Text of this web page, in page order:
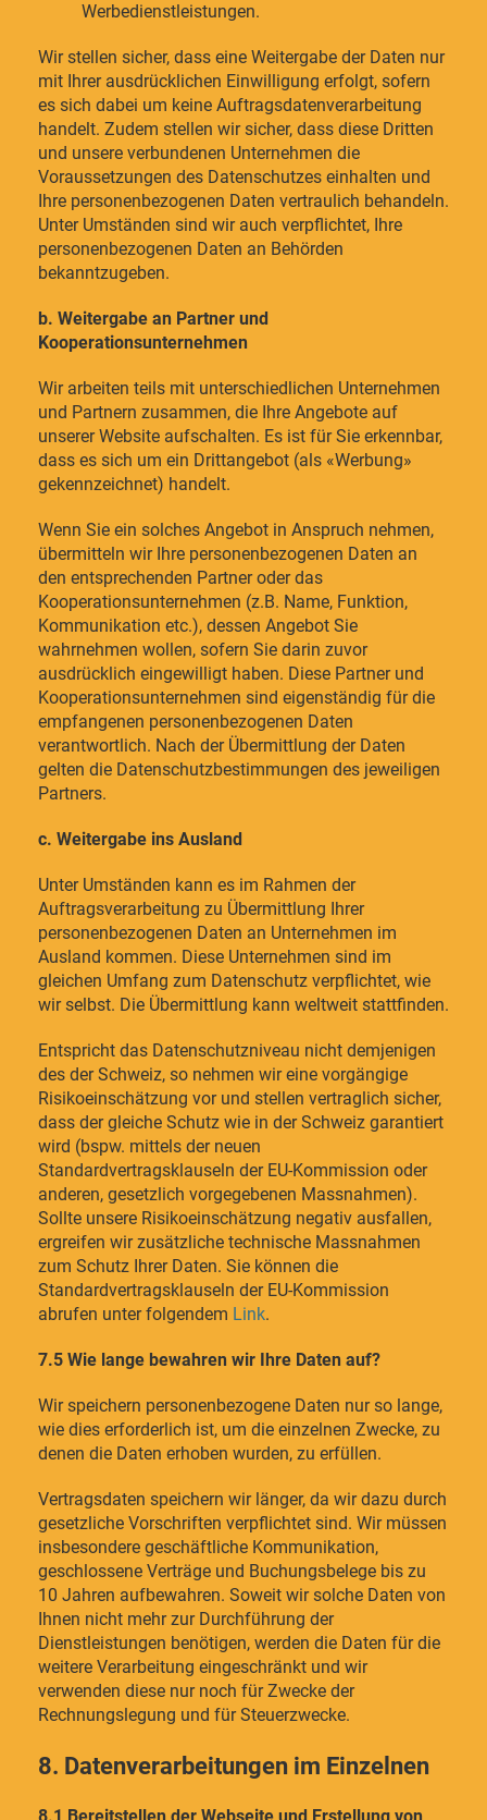
Werbedienstleistungen.
Wir stellen sicher, dass eine Weitergabe der Daten nur
mit Ihrer ausdrücklichen Einwilligung erfolgt, sofern
es sich dabei um keine Auftragsdatenverarbeitung
handelt. Zudem stellen wir sicher, dass diese Dritten
und unsere verbundenen Unternehmen die
Voraussetzungen des Datenschutzes einhalten und
Ihre personenbezogenen Daten vertraulich behandeln.
Unter Umständen sind wir auch verpflichtet, Ihre
personenbezogenen Daten an Behörden
bekanntzugeben.
b. Weitergabe an Partner und
Kooperationsunternehmen
Wir arbeiten teils mit unterschiedlichen Unternehmen
und Partnern zusammen, die Ihre Angebote auf
unserer Website aufschalten. Es ist für Sie erkennbar,
dass es sich um ein Drittangebot (als «Werbung»
gekennzeichnet) handelt.
Wenn Sie ein solches Angebot in Anspruch nehmen,
übermitteln wir Ihre personenbezogenen Daten an
den entsprechenden Partner oder das
Kooperationsunternehmen (z.B. Name, Funktion,
Kommunikation etc.), dessen Angebot Sie
wahrnehmen wollen, sofern Sie darin zuvor
ausdrücklich eingewilligt haben. Diese Partner und
Kooperationsunternehmen sind eigenständig für die
empfangenen personenbezogenen Daten
verantwortlich. Nach der Übermittlung der Daten
gelten die Datenschutzbestimmungen des jeweiligen
Partners.
c. Weitergabe ins Ausland
Unter Umständen kann es im Rahmen der
Auftragsverarbeitung zu Übermittlung Ihrer
personenbezogenen Daten an Unternehmen im
Ausland kommen. Diese Unternehmen sind im
gleichen Umfang zum Datenschutz verpflichtet, wie
wir selbst. Die Übermittlung kann weltweit stattfinden.
Entspricht das Datenschutzniveau nicht demjenigen
des der Schweiz, so nehmen wir eine vorgängige
Risikoeinschätzung vor und stellen vertraglich sicher,
dass der gleiche Schutz wie in der Schweiz garantiert
wird (bspw. mittels der neuen
Standardvertragsklauseln der EU-Kommission oder
anderen, gesetzlich vorgegebenen Massnahmen).
Sollte unsere Risikoeinschätzung negativ ausfallen,
ergreifen wir zusätzliche technische Massnahmen
zum Schutz Ihrer Daten. Sie können die
Standardvertragsklauseln der EU-Kommission
abrufen unter folgendem Link.
7.5 Wie lange bewahren wir Ihre Daten auf?
Wir speichern personenbezogene Daten nur so lange,
wie dies erforderlich ist, um die einzelnen Zwecke, zu
denen die Daten erhoben wurden, zu erfüllen.
Vertragsdaten speichern wir länger, da wir dazu durch
gesetzliche Vorschriften verpflichtet sind. Wir müssen
insbesondere geschäftliche Kommunikation,
geschlossene Verträge und Buchungsbelege bis zu
10 Jahren aufbewahren. Soweit wir solche Daten von
Ihnen nicht mehr zur Durchführung der
Dienstleistungen benötigen, werden die Daten für die
weitere Verarbeitung eingeschränkt und wir
verwenden diese nur noch für Zwecke der
Rechnungslegung und für Steuerzwecke.
8. Datenverarbeitungen im Einzelnen